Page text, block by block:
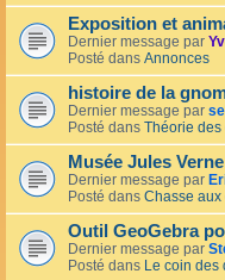
Exposition et
Dernier message par
Posté dans Annonces
histoire de la
Dernier message par
Posté dans Théorie
Musée Jules
Dernier message par
Posté dans Chasse aux
Outil GeoGebra
Dernier message par
Posté dans Le coin des